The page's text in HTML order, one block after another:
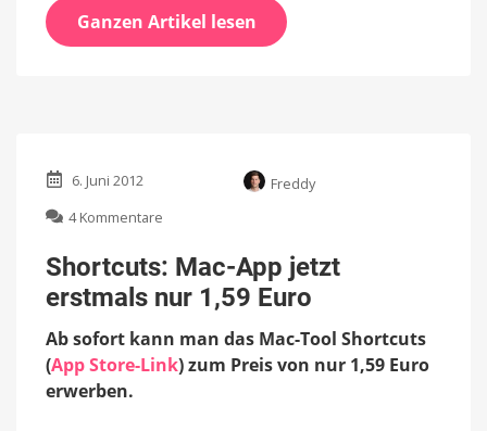
Ganzen Artikel lesen
6. Juni 2012
Freddy
4 Kommentare
Mac-
App
jetzt
nur
1,59
Shortcuts: Mac-App jetzt
erstmals nur 1,59 Euro
Ab sofort kann man das Mac-Tool Shortcuts
(App Store-Link) zum Preis von nur 1,59 Euro
erwerben.